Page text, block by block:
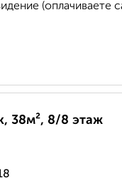
(оплачиваете
38м², 8/8 этаж